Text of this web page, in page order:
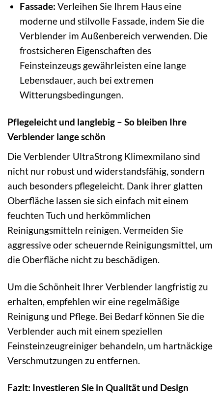
Fassade: Verleihen Sie Ihrem Haus eine
moderne und stilvolle Fassade, indem Sie die
Verblender im Außenbereich verwenden. Die
frostsicheren Eigenschaften des
Feinsteinzeugs gewährleisten eine lange
Lebensdauer, auch bei extremen
Witterungsbedingungen.
Pflegeleicht und langlebig – So bleiben Ihre
Verblender lange schön
Die Verblender UltraStrong Klimexmilano sind
nicht nur robust und widerstandsfähig, sondern
auch besonders pflegeleicht. Dank ihrer glatten
Oberfläche lassen sie sich einfach mit einem
feuchten Tuch und herkömmlichen
Reinigungsmitteln reinigen. Vermeiden Sie
aggressive oder scheuernde Reinigungsmittel, um
die Oberfläche nicht zu beschädigen.
Um die Schönheit Ihrer Verblender langfristig zu
erhalten, empfehlen wir eine regelmäßige
Reinigung und Pflege. Bei Bedarf können Sie die
Verblender auch mit einem speziellen
Feinsteinzeugreiniger behandeln, um hartnäckige
Verschmutzungen zu entfernen.
Fazit: Investieren Sie in Qualität und Design